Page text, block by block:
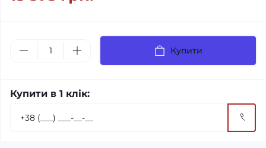
Купити
Купити в 1 клік: